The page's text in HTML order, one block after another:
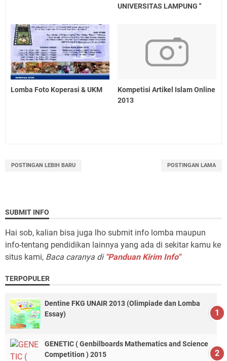
UNIVERSITAS LAMPUNG "
Lomba Foto Koperasi & UKM
Kompetisi Artikel Islam Online
2013
POSTINGAN LEBIH BARU POSTINGAN LAMA
SUBMIT INFO
Hai sob, kalian bisa juga lho submit info lomba maupun
info-tentang pendidikan lainnya yang ada di sekitar kamu ke
situs kami, Baca caranya di "Panduan Kirim Info"
TERPOPULER
Dentine FKG UNAIR 2013 (Olimpiade dan Lomba
Essay)
GENETIC ( Genbilboards Mathematics and Science
Competition ) 2015